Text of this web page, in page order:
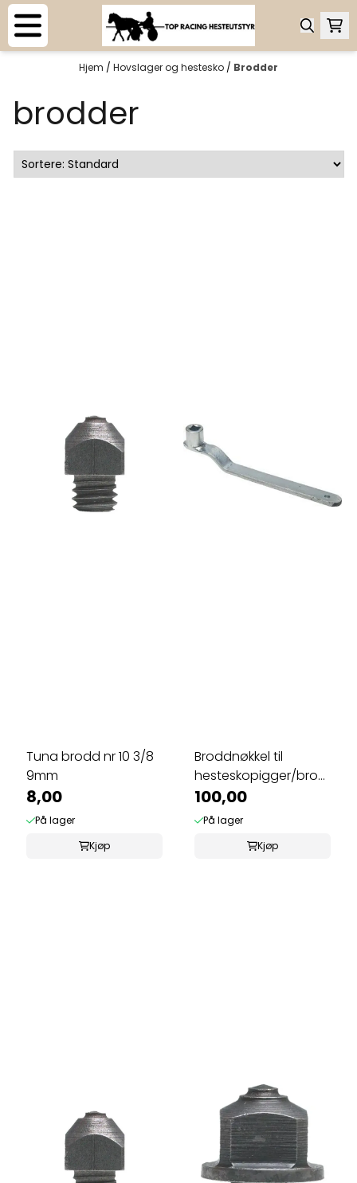
Hopp til innhold
Hjem / Hovslager og hestesko / Brodder
brodder
Tuna brodd nr 10 3/8
9mm
8,00
På lager
Kjøp
Broddnøkkel til
hesteskopigger/brodder,
10 mm.
100,00
På lager
Kjøp